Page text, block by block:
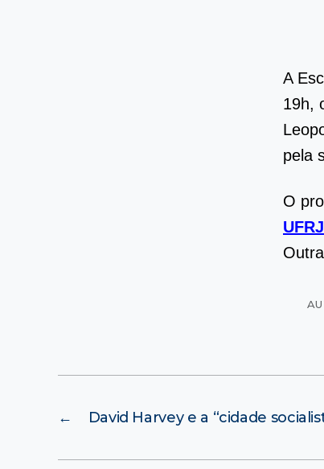
A
19h,
pela
O
UFRJ
← David Harvey e a “cidade